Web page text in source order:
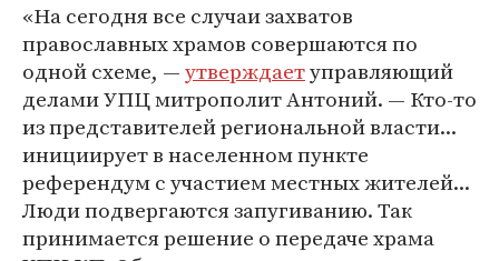
«На сегодня все случаи захватов
православных храмов совершаются по
одной схеме, —утверждаетуправляющий
делами УПЦ митрополит Антоний. — Кто-то
из представителей региональной власти...
инициирует в населенном пункте
референдум с участием местных жителей...
Люди подвергаются запугиванию. Так
принимается решение о передаче храма